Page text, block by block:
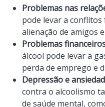
Problemas nas
pode levar a
alienação de amigos
Problemas
álcool pode levar a
perda de emprego e
Depressão e
contra o alcoolismo
de saúde mental,